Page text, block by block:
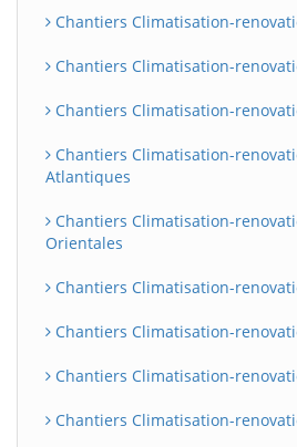
Chantiers Climatisation-
Chantiers Climatisation-
Chantiers Climatisation-
Chantiers Climatisation-
Atlantiques
Chantiers Climatisation-
Orientales
Chantiers Climatisation-
Chantiers Climatisation-
Chantiers Climatisation-
Chantiers Climatisation-